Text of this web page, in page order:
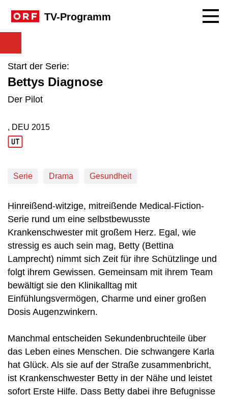
TV-Programm
Start der Serie:
Bettys Diagnose
Der Pilot
Produktionsland: DEU
, DEU
Produktionsjahr: 2015
2015
Serie Drama Gesundheit
Hinreißend-witzige, mitreißende Medical-Fiction-
Serie rund um eine selbstbewusste
Krankenschwester mit großem Herz. Egal, wie
stressig es auch sein mag, Betty (Bettina
Lamprecht) nimmt sich Zeit für ihre Schützlinge und
folgt ihrem Gewissen. Gemeinsam mit ihrem Team
bewältigt sie den Klinikalltag mit
Einfühlungsvermögen, Charme und einer großen
Dosis Augenzwinkern.
Manchmal entscheiden Sekundenbruchteile über
das Leben eines Menschen. Die schwangere Karla
hat Glück. Als sie auf der Straße zusammenbricht,
ist Krankenschwester Betty in der Nähe und leistet
sofort Erste Hilfe. Dass Betty dabei ihre Befugnisse